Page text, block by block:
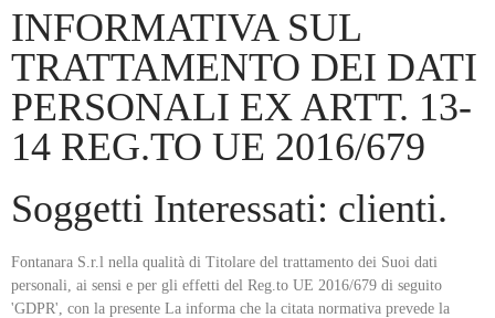
INFORMATIVA SUL
TRATTAMENTO DEI DATI
PERSONALI EX ARTT. 13-
14 REG.TO UE 2016/679
Soggetti Interessati: clienti.
Fontanara S.r.l nella qualità di Titolare del trattamento dei Suoi dati
personali, ai sensi e per gli effetti del Reg.to UE 2016/679 di seguito
'GDPR', con la presente La informa che la citata normativa prevede la